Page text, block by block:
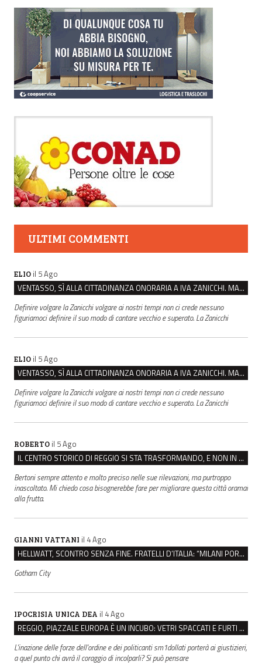
ULTIMI COMMENTI
ELIO il 5 Ago
VENTASSO, SÌ ALLA CITTADINANZA ONORARIA A IVA ZANICCHI. MA BARGIACCHI: “È DI PESSIMO GUSTO”
Definire volgare la Zanicchi volgare ai nostri tempi non ci crede nessuno
figuriamoci definire il suo modo di cantare vecchio e superato. La Zanicchi
ELIO il 5 Ago
VENTASSO, SÌ ALLA CITTADINANZA ONORARIA A IVA ZANICCHI. MA BARGIACCHI: “È DI PESSIMO GUSTO”
Definire volgare la Zanicchi volgare ai nostri tempi non ci crede nessuno
figuriamoci definire il suo modo di cantare vecchio e superato. La Zanicchi
ROBERTO il 5 Ago
IL CENTRO STORICO DI REGGIO SI STA TRASFORMANDO, E NON IN MEGLIO
Bertoni sempre attento e molto preciso nelle sue rilevazioni, ma purtroppo
inascoltato. Mi chiedo cosa bisognerebbe fare per migliorare questa città oramai
alla frutta.
GIANNI VATTANI il 4 Ago
HELLWATT, SCONTRO SENZA FINE. FRATELLI D’ITALIA: “MILANI PORTA DOCUMENTI, DE FRANCO INSULTI”
Gotham City
IPOCRISIA UNICA DEA il 4 Ago
REGGIO, PIAZZALE EUROPA È UN INCUBO: VETRI SPACCATI E FURTI SULLE AUTO IN SOSTA
L'inazione delle forze dell'ordine e dei politicanti sm1dollati porterà ai giustizieri,
a quel punto chi avrà il coraggio di incolparli? Si può pensare